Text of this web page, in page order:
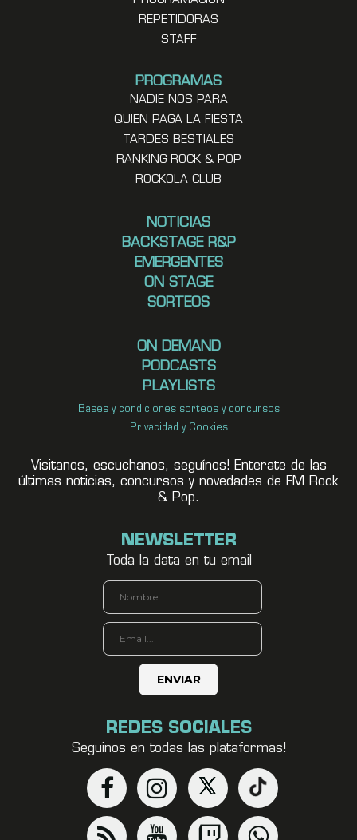
REPETIDORAS
STAFF
PROGRAMAS
NADIE NOS PARA
QUIEN PAGA LA FIESTA
TARDES BESTIALES
RANKING ROCK & POP
ROCKOLA CLUB
NOTICIAS
BACKSTAGE R&P
EMERGENTES
ON STAGE
SORTEOS
ON DEMAND
PODCASTS
PLAYLISTS
Bases y condiciones sorteos y concursos
Privacidad y Cookies
Visitanos, escuchanos, seguínos! Enterate de las
últimas noticias, concursos y novedades de FM Rock
& Pop.
NEWSLETTER
Toda la data en tu email
REDES SOCIALES
Seguinos en todas las plataformas!